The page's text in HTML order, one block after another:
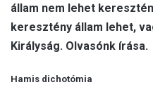
állam nem lehet
keresztény állam lehet,
Királyság. Olvasónk írása.
Hamis dichotómia